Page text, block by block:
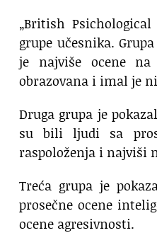
„British
grupe učesnika.
je najviše ocene
obrazovana i imal je
Druga grupa je
su bili ljudi sa
raspoloženja i najviši
Treća grupa je
prosečne ocene
ocene agresivnosti.